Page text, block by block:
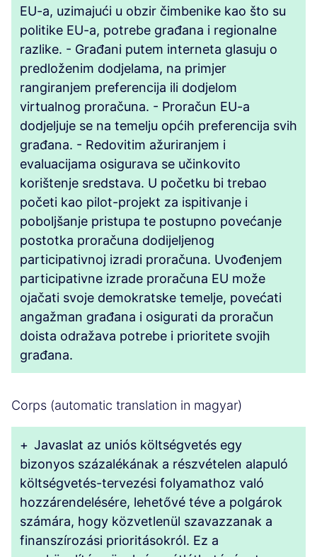
EU-a, uzimajući u obzir čimbenike kao što su
politike EU-a, potrebe građana i regionalne
razlike. - Građani putem interneta glasuju o
predloženim dodjelama, na primjer
rangiranjem preferencija ili dodjelom
virtualnog proračuna. - Proračun EU-a
dodjeljuje se na temelju općih preferencija svih
građana. - Redovitim ažuriranjem i
evaluacijama osigurava se učinkovito
korištenje sredstava. U početku bi trebao
početi kao pilot-projekt za ispitivanje i
poboljšanje pristupa te postupno povećanje
postotka proračuna dodijeljenog
participativnoj izradi proračuna. Uvođenjem
participativne izrade proračuna EU može
ojačati svoje demokratske temelje, povećati
angažman građana i osigurati da proračun
doista odražava potrebe i prioritete svojih
građana.
Corps (automatic translation in magyar)
+ Javaslat az uniós költségvetés egy
bizonyos százalékának a részvételen alapuló
költségvetés-tervezési folyamathoz való
hozzárendelésére, lehetővé téve a polgárok
számára, hogy közvetlenül szavazzanak a
finanszírozási prioritásokról. Ez a